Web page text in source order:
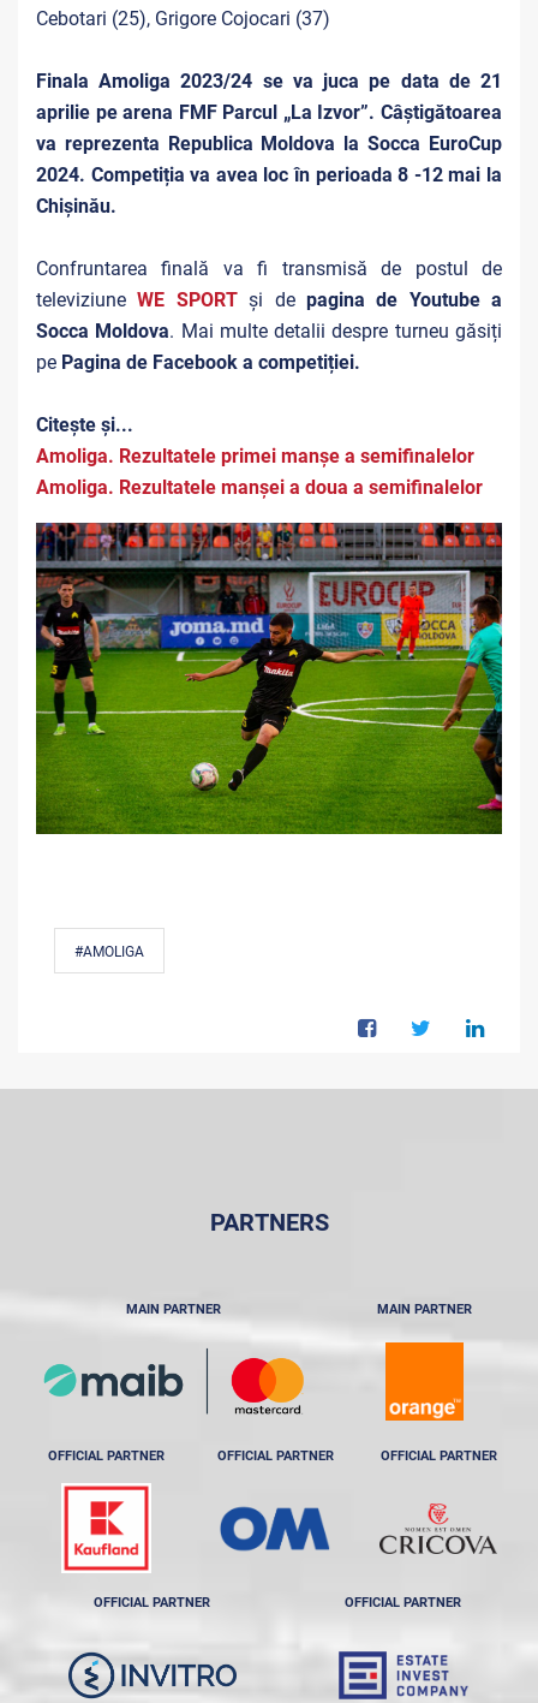
Cebotari (25), Grigore Cojocari (37)
Finala Amoliga 2023/24 se va juca pe data de 21
aprilie pe arena FMF Parcul „La Izvor”. Câștigătoarea
va reprezenta Republica Moldova la Socca EuroCup
2024. Competiția va avea loc în perioada 8 -12 mai la
Chișinău.
Confruntarea finală va fi transmisă de postul de
televiziuneWE SPORT și de pagina de Youtube a
Socca Moldova. Mai multe detalii despre turneu găsiți
pe Pagina de Facebook a competiției.
Citește și...
Amoliga. Rezultatele primei manșe a semifinalelor
Amoliga. Rezultatele manșei a doua a semifinalelor
#AMOLIGA
PARTNERS
MAIN PARTNER MAIN PARTNER
OFFICIAL PARTNER OFFICIAL PARTNER OFFICIAL PARTNER
OFFICIAL PARTNER OFFICIAL PARTNER